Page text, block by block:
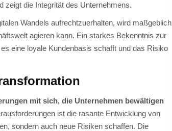
zeigt die Integrität des Unternehmens.
Wandels aufrechtzuerhalten, wird maßgeblich
agieren kann. Ein starkes Bekenntnis zur
eine loyale Kundenbasis schafft und das Risiko
mit sich, die Unternehmen bewältigen
ist die rasante Entwicklung von
sondern auch neue Risiken schaffen. Die